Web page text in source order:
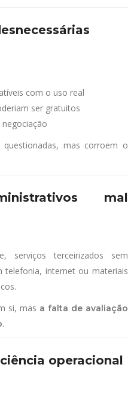
com o uso real
ser gratuitos
questionadas, mas corroem o
mal
serviços terceirizados sem
telefonia, internet ou materiais
si, mas a falta de avaliação
.
operacional